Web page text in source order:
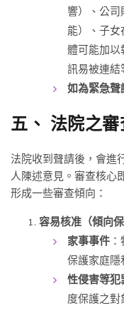
響）、公司
能）、子
體可能加以
訊易被連結
如為緊急聲
五、 法院之
法院收到聲請後，會進
人陳述意見。審查核心
形成一些審查傾向：
容易核准（傾向
家事事件
保護家庭隱
性侵害等犯
度保護之對